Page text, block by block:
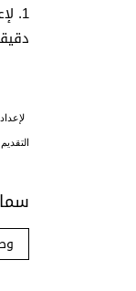
1.